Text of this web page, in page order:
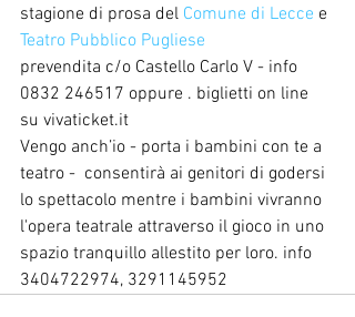
stagione di prosa del Comune di Lecce e
Teatro Pubblico Pugliese
prevendita c/o Castello Carlo V - info
0832 246517 oppure . biglietti on line
su vivaticket.it
Vengo anch’io - porta i bambini con te a
teatro -  consentirà ai genitori di godersi
lo spettacolo mentre i bambini vivranno
l'opera teatrale attraverso il gioco in uno
spazio tranquillo allestito per loro. info
3404722974, 3291145952